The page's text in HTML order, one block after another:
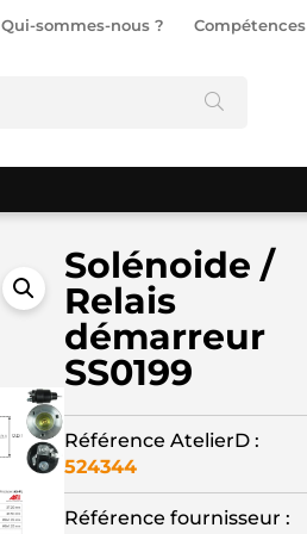
Qui-sommes-nous ? Compétences
Solénoide /
Relais
démarreur
SS0199
Référence AtelierD :
524344
Référence fournisseur :